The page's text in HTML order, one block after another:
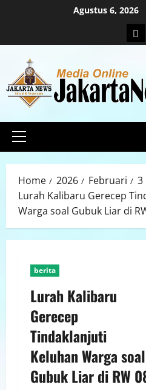
Agustus 6, 2026
Home 2026 Februari
3
Lurah Kalibaru Gerecep
Warga soal Gubuk Liar di
berita
Lurah Kalibaru
Gerecep
Tindaklanjuti
Keluhan Warga soal
Gubuk Liar di RW